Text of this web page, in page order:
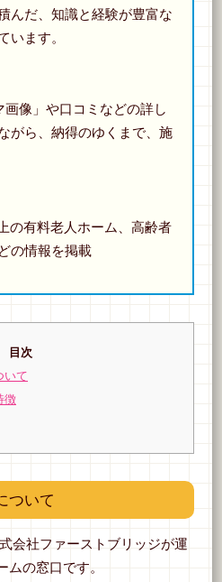
んだ、知識と経験が豊富な
います。
画像」や口コミなどの詳し
がら、納得のゆくまで、施
の有料老人ホーム、高齢者
の情報を掲載
目次
いて
徴
ついて
会社ファーストブリッジが運
ムの窓口です。